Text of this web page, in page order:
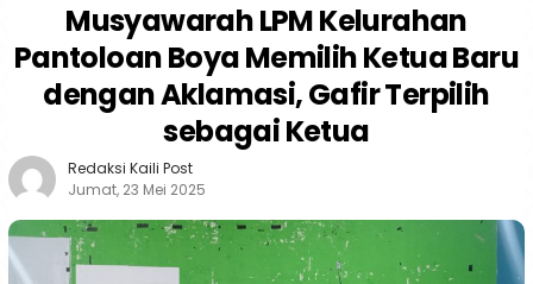
Musyawarah LPM Kelurahan
Pantoloan Boya Memilih Ketua Baru
dengan Aklamasi, Gafir Terpilih
sebagai Ketua
Redaksi Kaili Post
Jumat, 23 Mei 2025